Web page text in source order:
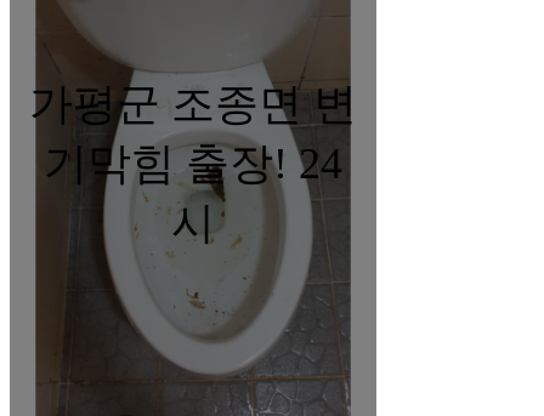
가평군 조종면 변
기막힘 출장! 24
시